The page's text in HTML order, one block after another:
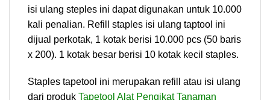
isi ulang steples ini dapat digunakan untuk 10.000
kali penalian. Refill staples isi ulang taptool ini
dijual perkotak, 1 kotak berisi 10.000 pcs (50 baris
x 200). 1 kotak besar berisi 10 kotak kecil staples.
Staples tapetool ini merupakan refill atau isi ulang
dari produk Tapetool Alat Pengikat Tanaman